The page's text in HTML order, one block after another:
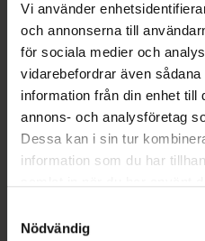
Vi använder
och annonserna till
för sociala medier och
vidarebefordrar även
information från din enhet till
annons- och analysföretag
Dessa kan i sin tur
information som du har
återkalla ditt samtycke via
Nödvändig
EAN:08057017951667
Kategorier:
Händer och fötter
Instruktioner
Upptäck flera